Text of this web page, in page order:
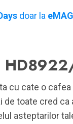
doar la
cu cate o
toate cred ca
asteptarilor